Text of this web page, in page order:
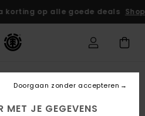
korting op alle goede deals
MET JE GEGEVENS
Doorgaan zonder accepteren